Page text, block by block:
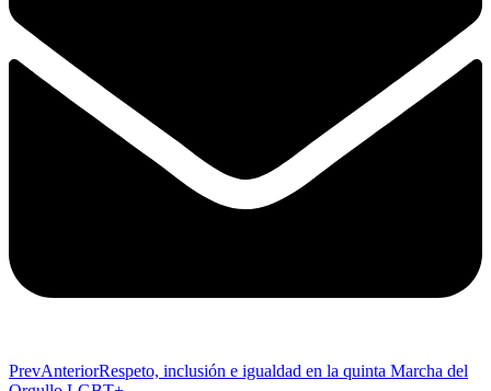
PrevAnteriorRespeto, inclusión e igualdad en la quinta Marcha del